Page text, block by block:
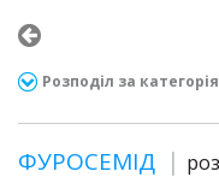
Розподіл за
ФУРОСЕМІД